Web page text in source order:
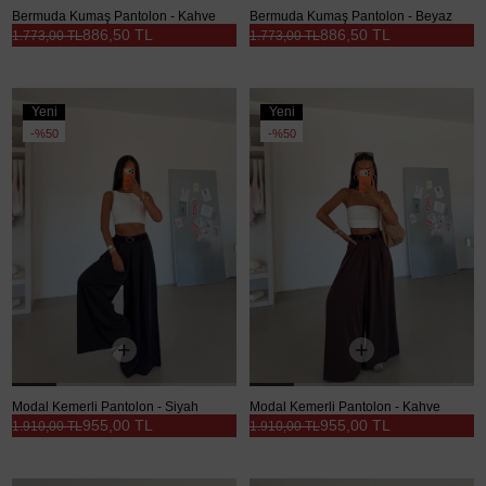
Bermuda Kumaş Pantolon - Kahve
886,50 TL
1.773,00 TL
Bermuda Kumaş Pantolon - Beyaz
886,50 TL
1.773,00 TL
Yeni
Ürün
%50
Modal Kemerli Pantolon - Siyah
955,00 TL
1.910,00 TL
Yeni
Ürün
%50
Modal Kemerli Pantolon - Kahve
955,00 TL
1.910,00 TL